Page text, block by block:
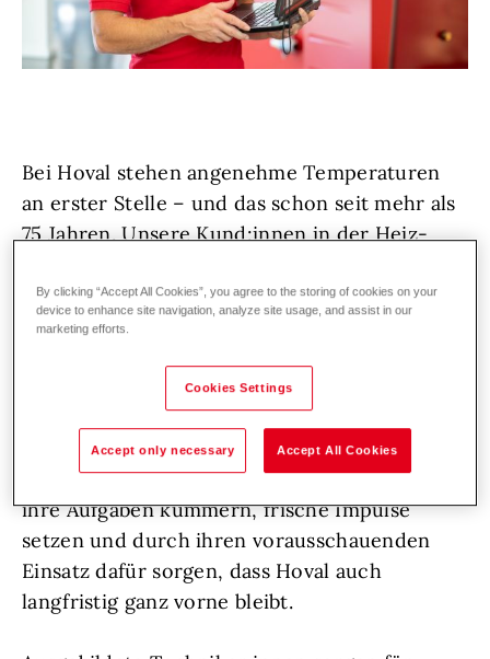
Bei Hoval stehen angenehme Temperaturen
an erster Stelle – und das schon seit mehr als
75 Jahren. Unsere Kund:innen in der Heiz-
Lösungen und exzellenten Service,
deutschland- und weltweit. Denn wir bei
Wir wachsen weiter und suchen zur
Unterstützung aufgeschlossene
Persönlichkeiten, die sich voller Herzblut um
ihre Aufgaben kümmern, frische Impulse
setzen und durch ihren vorausschauenden
Einsatz dafür sorgen, dass Hoval auch
langfristig ganz vorne bleibt.
By clicking “Accept All Cookies”, you agree to the storing of cookies on your
device to enhance site navigation, analyze site usage, and assist in our
marketing efforts.
Cookies Settings
Accept only necessary Accept All Cookies